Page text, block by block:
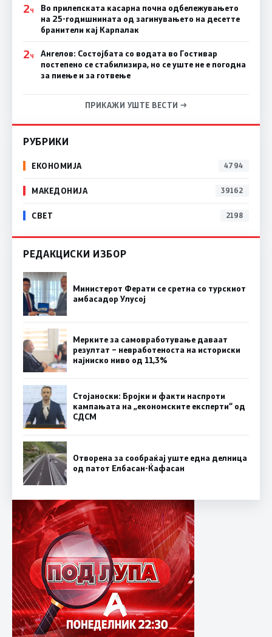
2Ч
Во прилепската касарна почна одбележувањето
на 25-годишнината од загинувањето на десетте
бранители кај Карпалак
2Ч
Ангелов: Состојбата со водата во Гостивар
постепено се стабилизира, но се уште не е погодна
за пиење и за готвење
ПРИКАЖИ УШТЕ ВЕСТИ →
РУБРИКИ
ЕКОНОМИЈА 4794
МАКЕДОНИЈА 39162
СВЕТ 2198
РЕДАКЦИСКИ ИЗБОР
Министерот Ферати се сретна со турскиот
амбасадор Улусој
Мерките за самовработување даваат
резултат – невработеноста на историски
најниско ниво од 11,3%
Стојаноски: Бројки и факти наспроти
кампањата на „економските експерти“ од
СДСM
Отворена за сообраќај уште една делница
од патот Елбасан-Ќафасан